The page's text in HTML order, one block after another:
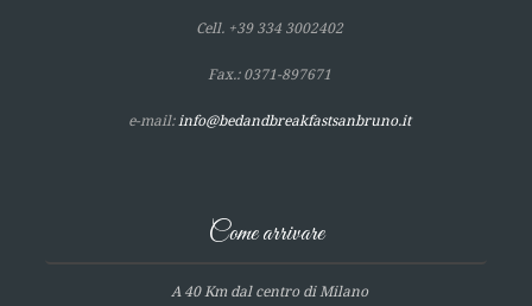
Cell. +39 334 3002402
Fax.: 0371-897671
e-mail: info@bedandbreakfastsanbruno.it
Come arrivare
A 40 Km dal centro di Milano